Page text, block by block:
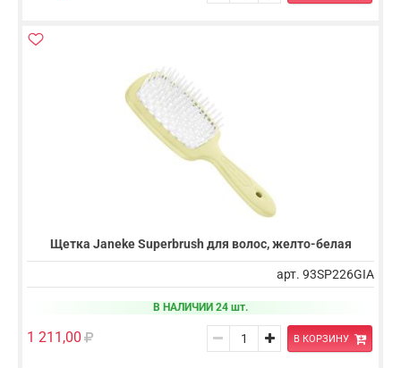
Щетка Janeke Superbrush для волос, желто-белая
арт. 93SP226GIA
В НАЛИЧИИ 24 шт.
1 211,00 В КОРЗИНУ